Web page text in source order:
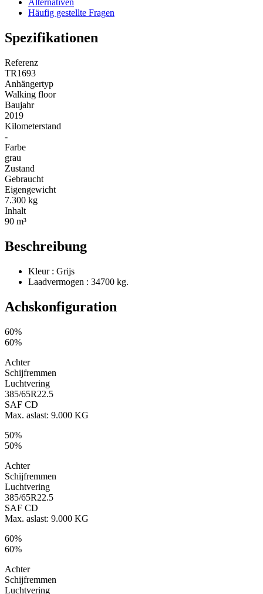
Alternativen
Häufig gestellte Fragen
Spezifikationen
Referenz
TR1693
Anhängertyp
Walking floor
Baujahr
2019
Kilometerstand
-
Farbe
grau
Zustand
Gebraucht
Eigengewicht
7.300 kg
Inhalt
90 m³
Beschreibung
Kleur : Grijs
Laadvermogen : 34700 kg.
Achskonfiguration
60%
60%
Achter
Schijfremmen
Luchtvering
385/65R22.5
SAF CD
Max. aslast: 9.000 KG
50%
50%
Achter
Schijfremmen
Luchtvering
385/65R22.5
SAF CD
Max. aslast: 9.000 KG
60%
60%
Achter
Schijfremmen
Luchtvering